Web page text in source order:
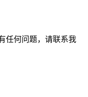
任何问题，请联系我